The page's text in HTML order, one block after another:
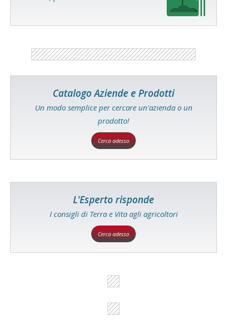
Catalogo Aziende e Prodotti
Un modo semplice per cercare un'azienda o un
prodotto!
Cerca adesso
L'Esperto risponde
I consigli di Terra e Vita agli agricoltori
Cerca adesso